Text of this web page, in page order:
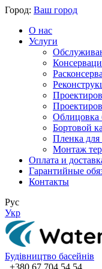
Город: Ваш город
О нас
Услуги
​Облицовка
Бортовой
Пленка для
Монтаж
Оплата и
Гарантийные
Контакты
Рус
Укр
Будівництво басейнів
+380 67 704 54 54